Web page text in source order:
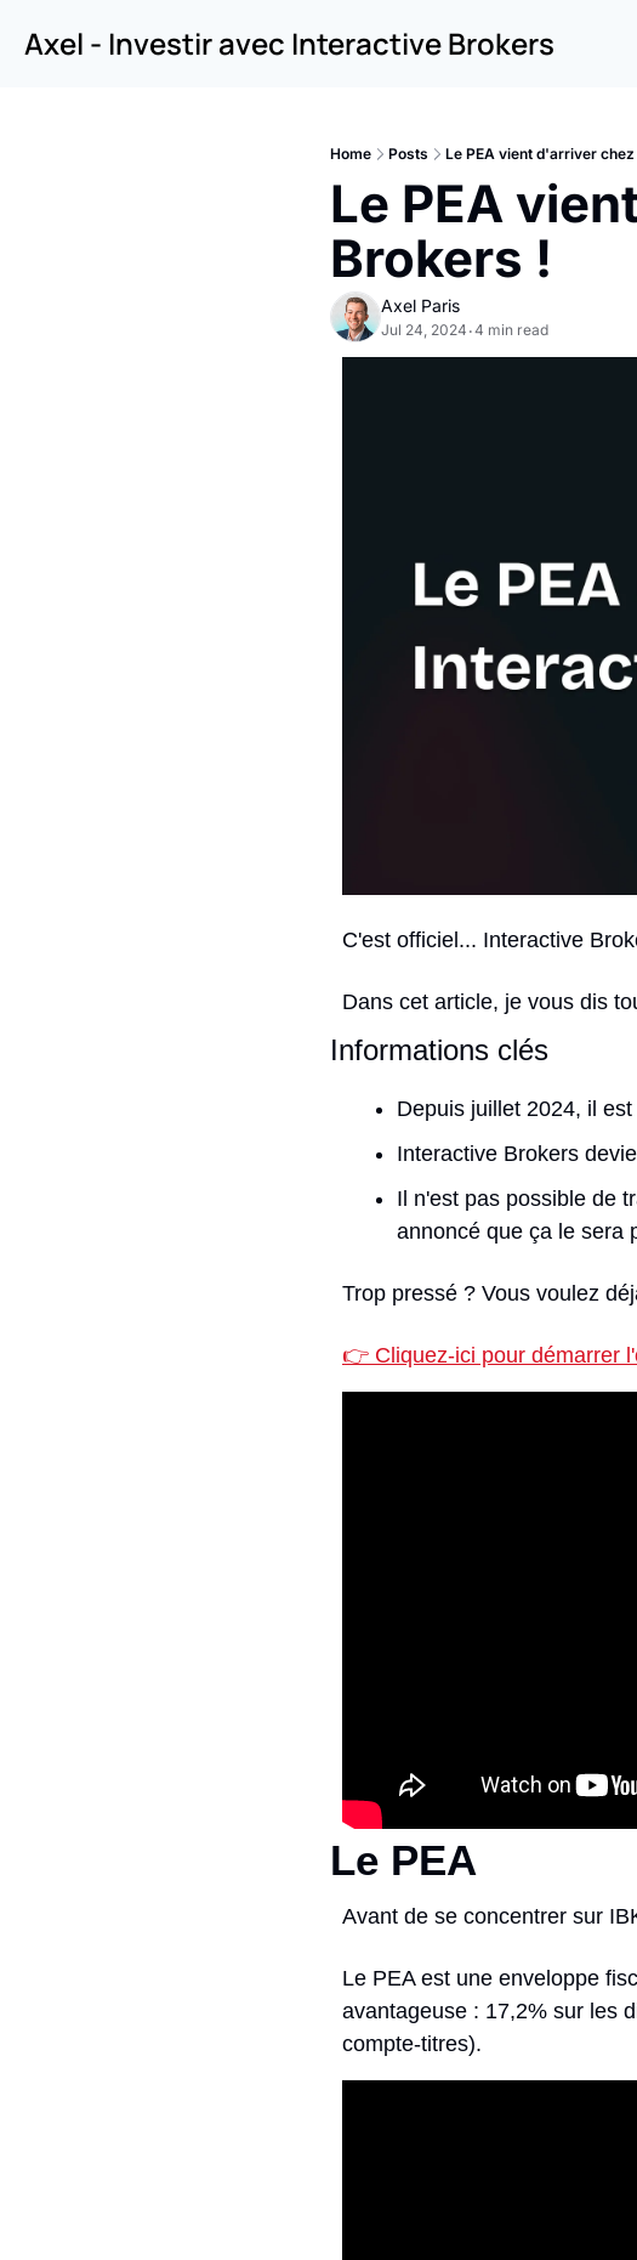
Axel - Investir avec Interactive Brokers
Home Posts Le PEA vient d'arriver
Le PEA
Brokers !
Axel Paris
Jul 24, 2024 •4 min read
C'est officiel... Interactive
Dans cet article, je vous dis
Informations clés
Depuis juillet 2024, il
Interactive Brokers
Il n'est pas possible de
annoncé que ça le sera
Trop pressé ? Vous voulez
👉 Cliquez-ici pour démarrer
Le PEA
Avant de se concentrer sur
Le PEA est une enveloppe
avantageuse : 17,2% sur les
compte-titres).